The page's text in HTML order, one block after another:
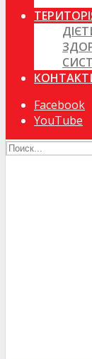
Facebook
YouTube